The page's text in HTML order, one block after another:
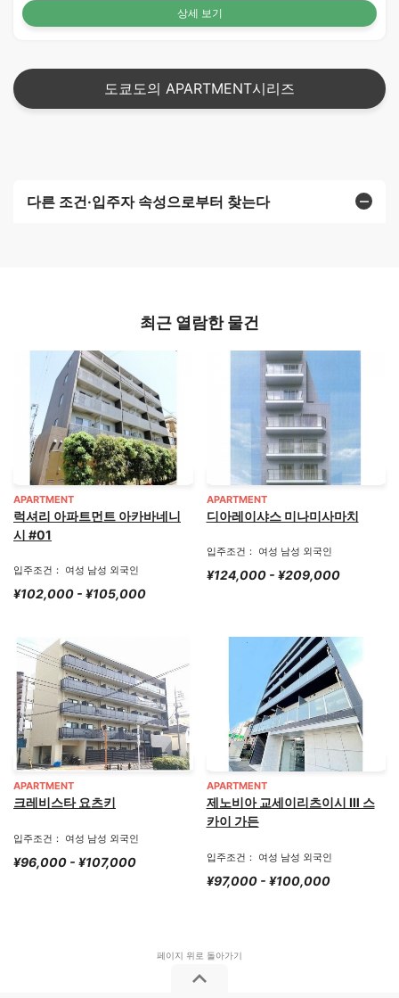
상세 보기
도쿄도의 APARTMENT시리즈
다른 조건·입주자 속성으로부터 찾는다
최근 열람한 물건
APARTMENT
럭셔리 아파트먼트 아카바네니
시 #01
입주조건： 여성 남성 외국인
¥102,000 - ¥105,000
APARTMENT
디아레이샤스 미나미사마치
입주조건： 여성 남성 외국인
¥124,000 - ¥209,000
APARTMENT
크레비스타 요츠키
입주조건： 여성 남성 외국인
¥96,000 - ¥107,000
APARTMENT
제노비아 교세이리츠이시 Ⅲ 스
카이 가든
입주조건： 여성 남성 외국인
¥97,000 - ¥100,000